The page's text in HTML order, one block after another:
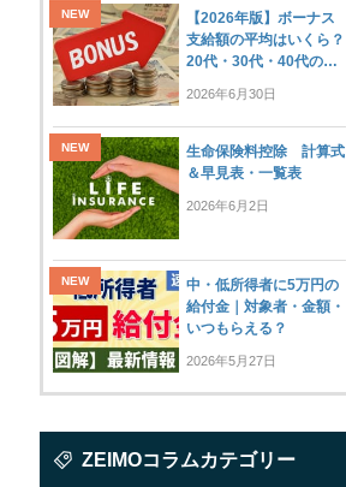
【2026年版】ボーナス
支給額の平均はいくら？
20代・30代・40代の…
2026年6月30日
生命保険料控除 計算式
＆早見表・一覧表
2026年6月2日
中・低所得者に5万円の
給付金｜対象者・金額・
いつもらえる？
2026年5月27日
ZEIMOコラムカテゴリー